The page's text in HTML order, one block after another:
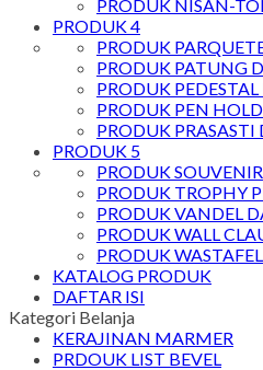
PRODUK NISAN-
PRODUK 4
PRODUK
PRODUK PATUNG
PRODUK
PRODUK PEN
PRODUK
PRODUK 5
PRODUK SOUVENIR
PRODUK TROPHY
PRODUK VANDEL
PRODUK WALL
PRODUK WASTAFEL
KATALOG PRODUK
DAFTAR ISI
Kategori Belanja
KERAJINAN MARMER
PRDOUK LIST BEVEL